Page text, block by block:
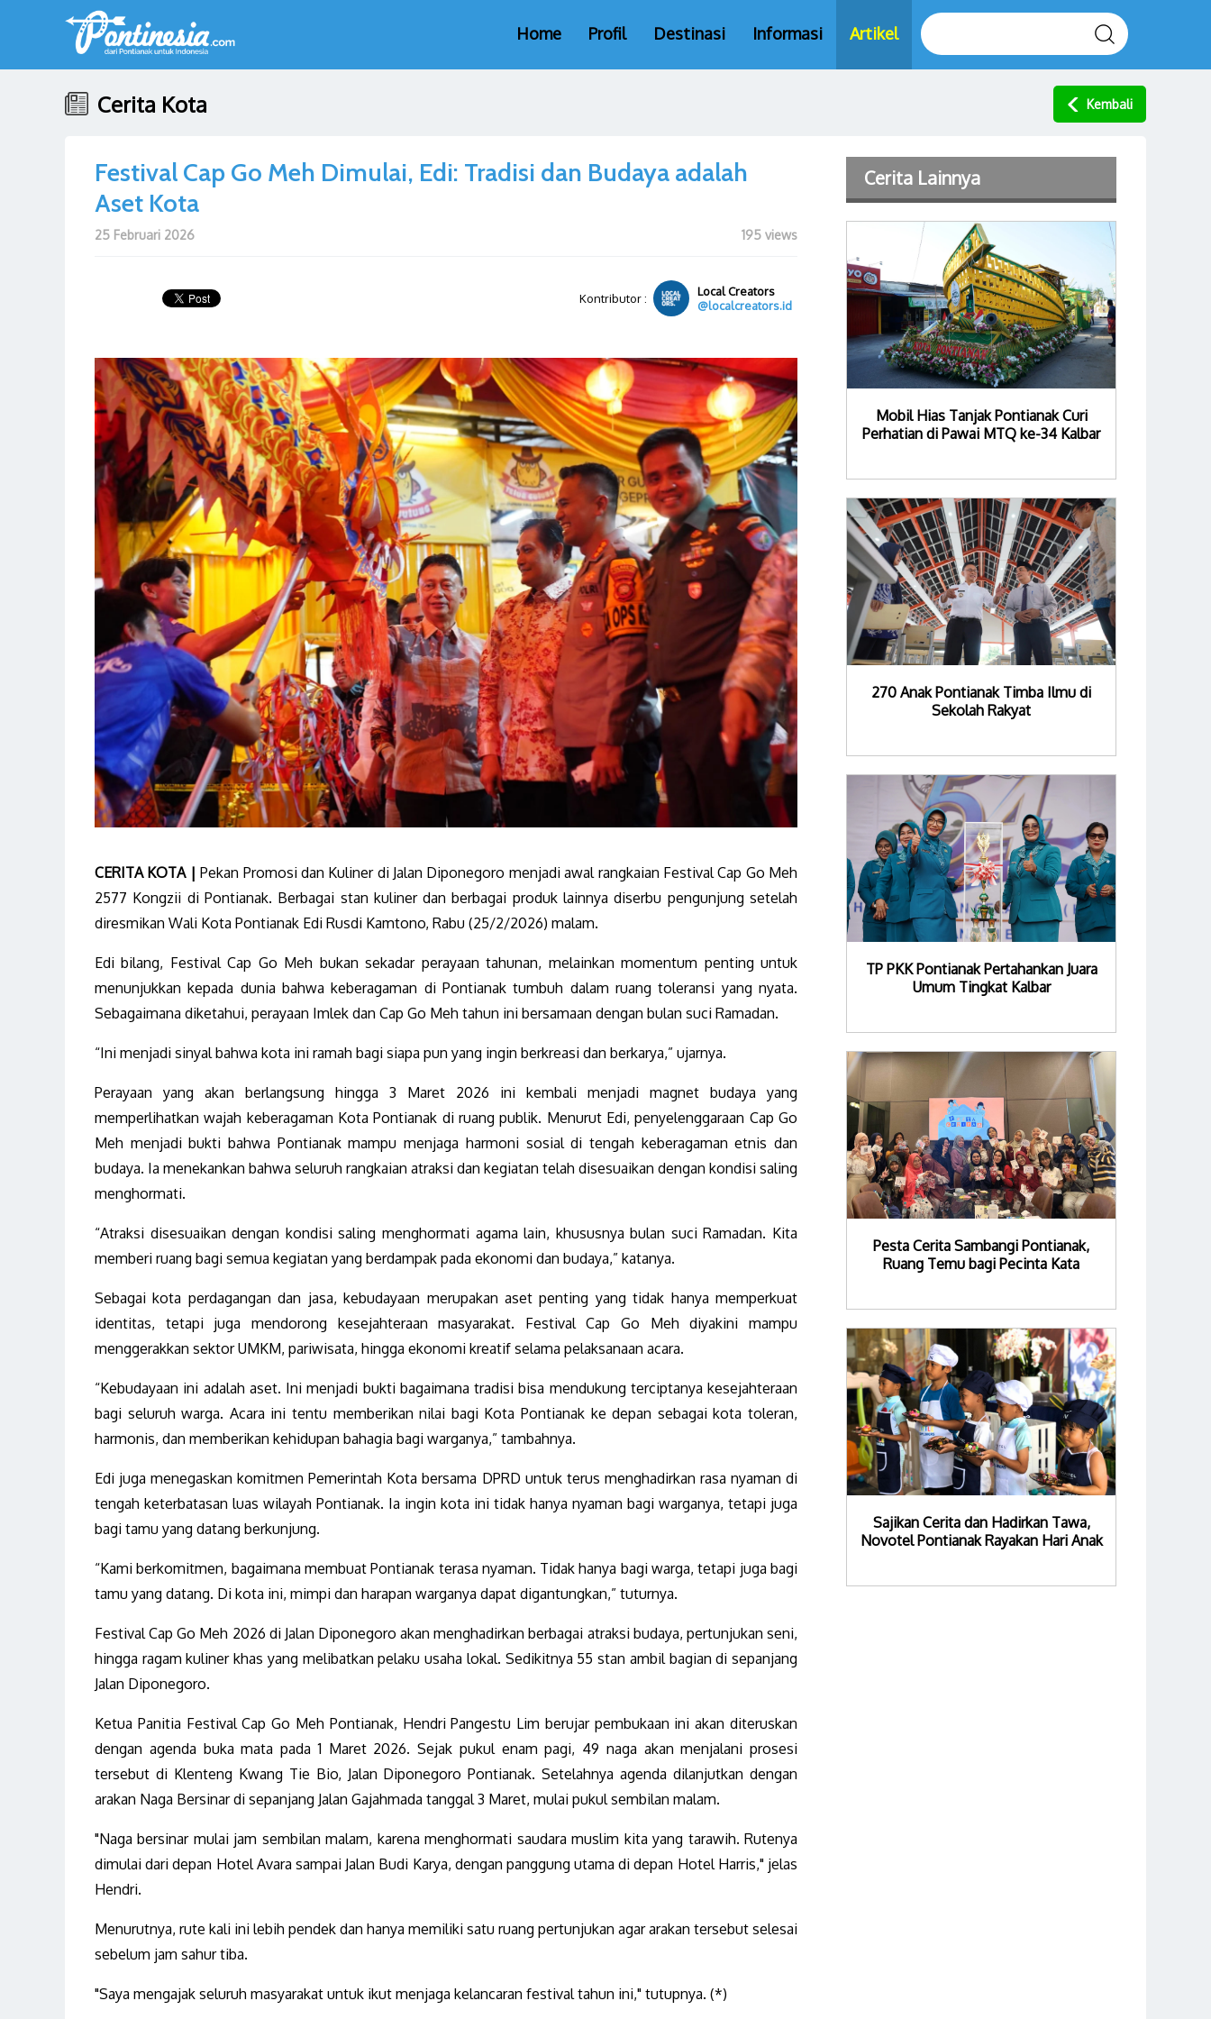
Home Profil Destinasi Informasi Artikel
Cerita Kota Kembali
Festival Cap Go Meh Dimulai, Edi: Tradisi dan Budaya adalah
Aset Kota
25 Februari 2026 195 views
Kontributor :
Local Creators
@localcreators.id
CERITA KOTA | Pekan Promosi dan Kuliner di Jalan Diponegoro menjadi awal rangkaian Festival Cap Go Meh
2577 Kongzii di Pontianak. Berbagai stan kuliner dan berbagai produk lainnya diserbu pengunjung setelah
diresmikan Wali Kota Pontianak Edi Rusdi Kamtono, Rabu (25/2/2026) malam.
Edi bilang, Festival Cap Go Meh bukan sekadar perayaan tahunan, melainkan momentum penting untuk
menunjukkan kepada dunia bahwa keberagaman di Pontianak tumbuh dalam ruang toleransi yang nyata.
Sebagaimana diketahui, perayaan Imlek dan Cap Go Meh tahun ini bersamaan dengan bulan suci Ramadan.
“Ini menjadi sinyal bahwa kota ini ramah bagi siapa pun yang ingin berkreasi dan berkarya,” ujarnya.
Perayaan yang akan berlangsung hingga 3 Maret 2026 ini kembali menjadi magnet budaya yang
memperlihatkan wajah keberagaman Kota Pontianak di ruang publik. Menurut Edi, penyelenggaraan Cap Go
Meh menjadi bukti bahwa Pontianak mampu menjaga harmoni sosial di tengah keberagaman etnis dan
budaya. Ia menekankan bahwa seluruh rangkaian atraksi dan kegiatan telah disesuaikan dengan kondisi saling
menghormati.
“Atraksi disesuaikan dengan kondisi saling menghormati agama lain, khususnya bulan suci Ramadan. Kita
memberi ruang bagi semua kegiatan yang berdampak pada ekonomi dan budaya,” katanya.
Sebagai kota perdagangan dan jasa, kebudayaan merupakan aset penting yang tidak hanya memperkuat
identitas, tetapi juga mendorong kesejahteraan masyarakat. Festival Cap Go Meh diyakini mampu
menggerakkan sektor UMKM, pariwisata, hingga ekonomi kreatif selama pelaksanaan acara.
“Kebudayaan ini adalah aset. Ini menjadi bukti bagaimana tradisi bisa mendukung terciptanya kesejahteraan
bagi seluruh warga. Acara ini tentu memberikan nilai bagi Kota Pontianak ke depan sebagai kota toleran,
harmonis, dan memberikan kehidupan bahagia bagi warganya,” tambahnya.
Edi juga menegaskan komitmen Pemerintah Kota bersama DPRD untuk terus menghadirkan rasa nyaman di
tengah keterbatasan luas wilayah Pontianak. Ia ingin kota ini tidak hanya nyaman bagi warganya, tetapi juga
bagi tamu yang datang berkunjung.
“Kami berkomitmen, bagaimana membuat Pontianak terasa nyaman. Tidak hanya bagi warga, tetapi juga bagi
tamu yang datang. Di kota ini, mimpi dan harapan warganya dapat digantungkan,” tuturnya.
Festival Cap Go Meh 2026 di Jalan Diponegoro akan menghadirkan berbagai atraksi budaya, pertunjukan seni,
hingga ragam kuliner khas yang melibatkan pelaku usaha lokal. Sedikitnya 55 stan ambil bagian di sepanjang
Jalan Diponegoro.
Ketua Panitia Festival Cap Go Meh Pontianak, Hendri Pangestu Lim berujar pembukaan ini akan diteruskan
dengan agenda buka mata pada 1 Maret 2026. Sejak pukul enam pagi, 49 naga akan menjalani prosesi
tersebut di Klenteng Kwang Tie Bio, Jalan Diponegoro Pontianak. Setelahnya agenda dilanjutkan dengan
arakan Naga Bersinar di sepanjang Jalan Gajahmada tanggal 3 Maret, mulai pukul sembilan malam.
"Naga bersinar mulai jam sembilan malam, karena menghormati saudara muslim kita yang tarawih. Rutenya
dimulai dari depan Hotel Avara sampai Jalan Budi Karya, dengan panggung utama di depan Hotel Harris," jelas
Hendri.
Menurutnya, rute kali ini lebih pendek dan hanya memiliki satu ruang pertunjukan agar arakan tersebut selesai
sebelum jam sahur tiba.
"Saya mengajak seluruh masyarakat untuk ikut menjaga kelancaran festival tahun ini," tutupnya. (*)
Cerita Lainnya
Mobil Hias Tanjak Pontianak Curi
Perhatian di Pawai MTQ ke-34 Kalbar
270 Anak Pontianak Timba Ilmu di
Sekolah Rakyat
TP PKK Pontianak Pertahankan Juara
Umum Tingkat Kalbar
Pesta Cerita Sambangi Pontianak,
Ruang Temu bagi Pecinta Kata
Sajikan Cerita dan Hadirkan Tawa,
Novotel Pontianak Rayakan Hari Anak